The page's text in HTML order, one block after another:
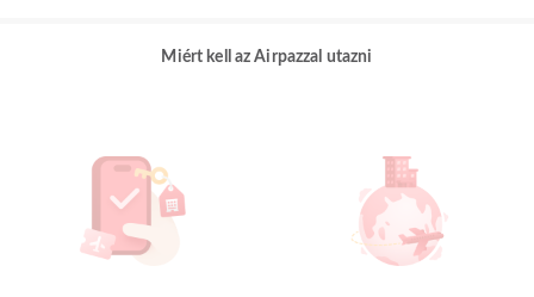
Miért kell az Airpazzal utazni